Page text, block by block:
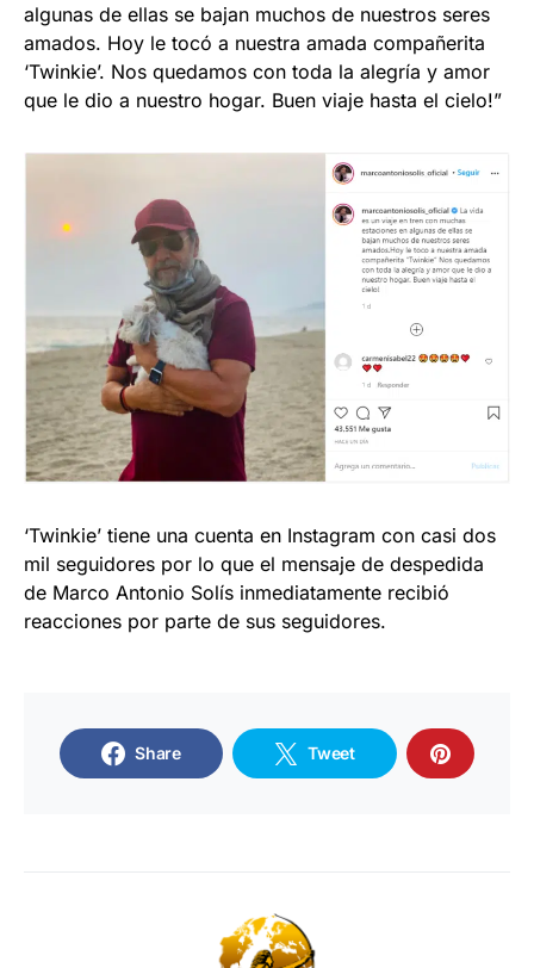
algunas de ellas se bajan muchos de nuestros seres
amados. Hoy le tocó a nuestra amada compañerita
‘Twinkie’. Nos quedamos con toda la alegría y amor
que le dio a nuestro hogar. Buen viaje hasta el cielo!”
‘Twinkie’ tiene una cuenta en Instagram con casi dos
mil seguidores por lo que el mensaje de despedida
de Marco Antonio Solís inmediatamente recibió
reacciones por parte de sus seguidores.
Share Tweet